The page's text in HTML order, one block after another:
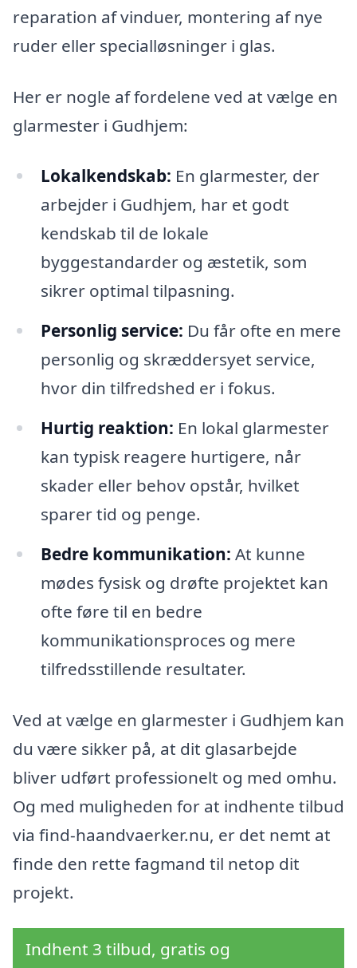
reparation af vinduer, montering af nye
ruder eller specialløsninger i glas.
Her er nogle af fordelene ved at vælge en
glarmester i Gudhjem:
Lokalkendskab: En glarmester, der
arbejder i Gudhjem, har et godt
kendskab til de lokale
byggestandarder og æstetik, som
sikrer optimal tilpasning.
Personlig service: Du får ofte en mere
personlig og skræddersyet service,
hvor din tilfredshed er i fokus.
Hurtig reaktion: En lokal glarmester
kan typisk reagere hurtigere, når
skader eller behov opstår, hvilket
sparer tid og penge.
Bedre kommunikation: At kunne
mødes fysisk og drøfte projektet kan
ofte føre til en bedre
kommunikationsproces og mere
tilfredsstillende resultater.
Ved at vælge en glarmester i Gudhjem kan
du være sikker på, at dit glasarbejde
bliver udført professionelt og med omhu.
Og med muligheden for at indhente tilbud
via find-haandvaerker.nu, er det nemt at
finde den rette fagmand til netop dit
projekt.
Indhent 3 tilbud, gratis og